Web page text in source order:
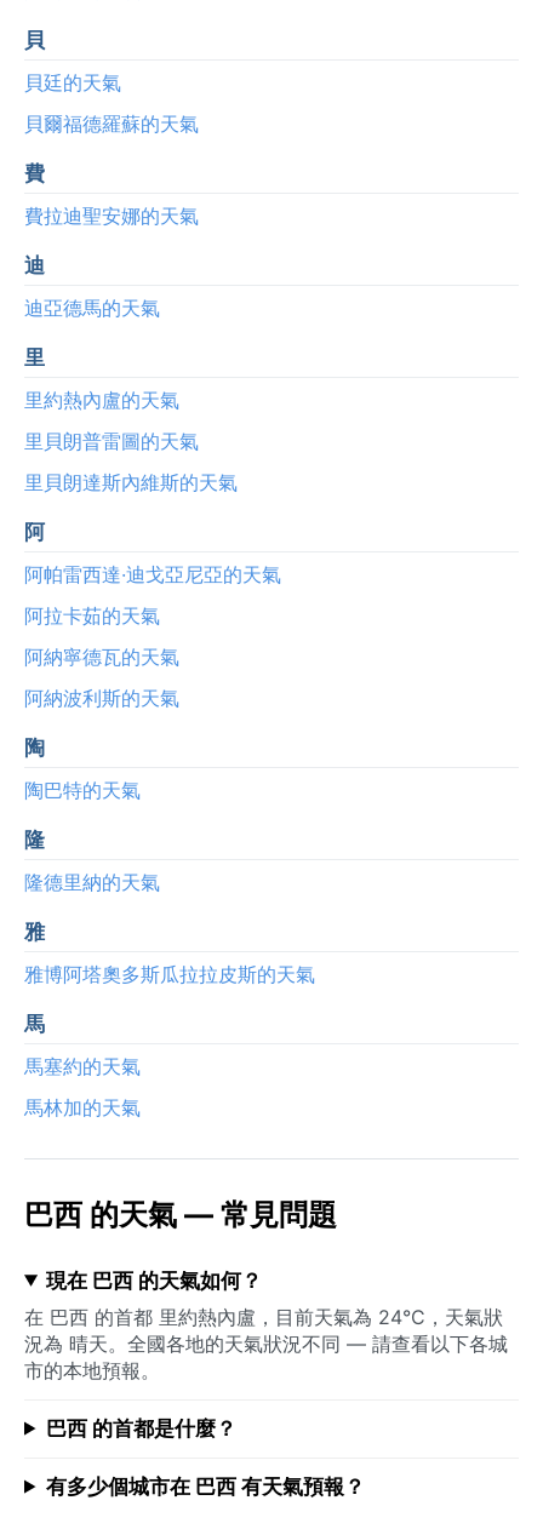
貝
貝廷的天氣
貝爾福德羅蘇的天氣
費
費拉迪聖安娜的天氣
迪
迪亞德馬的天氣
里
里約熱內盧的天氣
里貝朗普雷圖的天氣
里貝朗達斯內維斯的天氣
阿
阿帕雷西達·迪戈亞尼亞的天氣
阿拉卡茹的天氣
阿納寧德瓦的天氣
阿納波利斯的天氣
陶
陶巴特的天氣
隆
隆德里納的天氣
雅
雅博阿塔奧多斯瓜拉拉皮斯的天氣
馬
馬塞約的天氣
馬林加的天氣
巴西 的天氣 — 常見問題
現在 巴西 的天氣如何？
在 巴西 的首都 里約熱內盧，目前天氣為 24°C，天氣狀
況為 晴天。全國各地的天氣狀況不同 — 請查看以下各城
市的本地預報。
巴西 的首都是什麼？
有多少個城市在 巴西 有天氣預報？